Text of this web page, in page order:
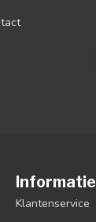
Informatie
Klantenservice